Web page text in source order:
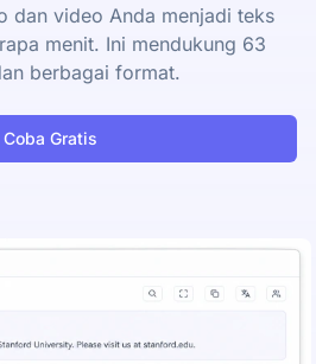
dan video Anda menjadi teks
menit. Ini mendukung 63
berbagai format.
Coba Gratis